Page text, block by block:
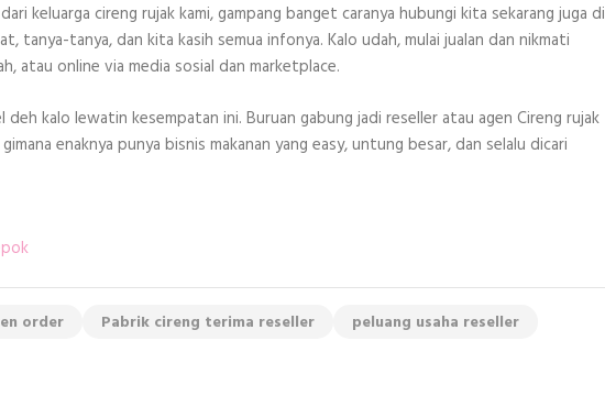
keluarga cireng rujak kami, gampang banget caranya hubungi kita sekarang juga di
tanya-tanya, dan kita kasih semua infonya. Kalo udah, mulai jualan dan nikmati
atau online via media sosial dan marketplace.
deh kalo lewatin kesempatan ini. Buruan gabung jadi reseller atau agen Cireng rujak
enaknya punya bisnis makanan yang easy, untung besar, dan selalu dicari
order Pabrik cireng terima reseller
peluang usaha reseller